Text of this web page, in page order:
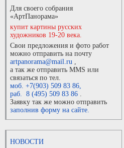
Для своего собрания
«АртПанорама»
купит картины русских
художников 19-20 века.
Свои предложения и фото работ
можно отправить на почту
artpanorama@mail.ru ,
а так же отправить MMS или
связаться по тел.
моб. +7(903) 509 83 86,
раб. 8 (495) 509 83 86 .
Заявку так же можно отправить
заполнив форму на сайте.
НОВОСТИ